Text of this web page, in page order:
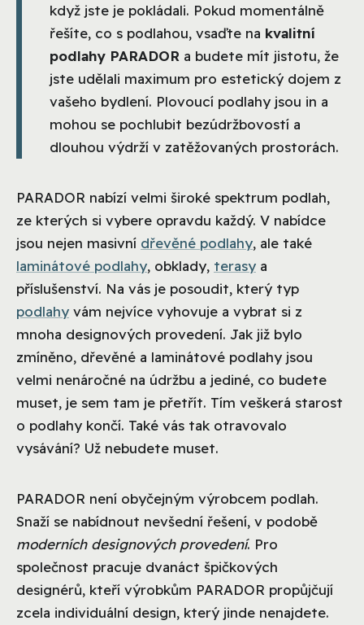
když jste je pokládali. Pokud momentálně
řešíte, co s podlahou, vsaďte na kvalitní
podlahy PARADOR a budete mít jistotu, že
jste udělali maximum pro estetický dojem z
vašeho bydlení. Plovoucí podlahy jsou in a
mohou se pochlubit bezúdržbovostí a
dlouhou výdrží v zatěžovaných prostorách.
PARADOR nabízí velmi široké spektrum podlah,
ze kterých si vybere opravdu každý. V nabídce
jsou nejen masivní dřevěné podlahy, ale také
laminátové podlahy, obklady, terasy a
příslušenství. Na vás je posoudit, který typ
podlahy vám nejvíce vyhovuje a vybrat si z
mnoha designových provedení. Jak již bylo
zmíněno, dřevěné a laminátové podlahy jsou
velmi nenáročné na údržbu a jediné, co budete
muset, je sem tam je přetřít. Tím veškerá starost
o podlahy končí. Také vás tak otravovalo
vysávání? Už nebudete muset.
PARADOR není obyčejným výrobcem podlah.
Snaží se nabídnout nevšední řešení, v podobě
moderních designových provedení. Pro
společnost pracuje dvanáct špičkových
designérů, kteří výrobkům PARADOR propůjčují
zcela individuální design, který jinde nenajdete.